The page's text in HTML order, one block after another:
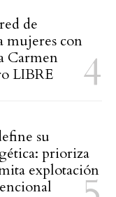
de
mujeres con
Carmen
LIBRE
su
prioriza
explotación